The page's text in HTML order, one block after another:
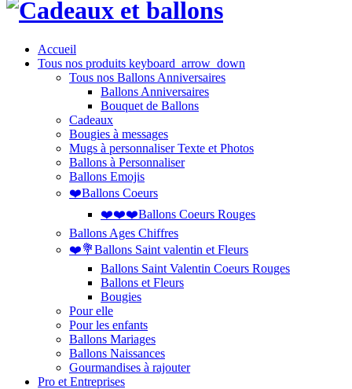
Accueil
Tous nos produits keyboard_arrow_down
Tous nos Ballons Anniversaires
Ballons Anniversaires
Bouquet de Ballons
Cadeaux
Bougies à messages
Mugs à personnaliser Texte et Photos
Ballons à Personnaliser
Ballons Emojis
❤️Ballons Coeurs
❤️❤️❤️Ballons Coeurs Rouges
Ballons Ages Chiffres
❤️💐Ballons Saint valentin et Fleurs
Ballons Saint Valentin Coeurs Rouges
Ballons et Fleurs
Bougies
Pour elle
Pour les enfants
Ballons Mariages
Ballons Naissances
Gourmandises à rajouter
Pro et Entreprises